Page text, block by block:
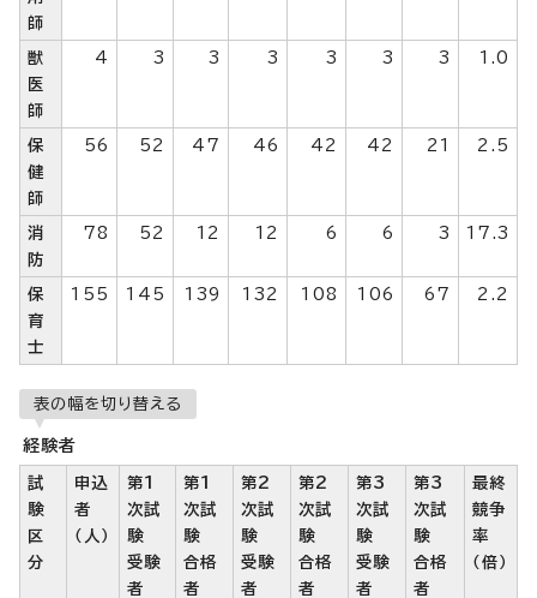
師
獣
医
師
4 3 3 3 3 3 3 1.0
保
健
師
56 52 47 46 42 42 21 2.5
消
防
78 52 12 12 6 6 3 17.3
保
育
士
155 145 139 132 108 106 67 2.2
表の幅を切り替える
経験者
試
験
区
分
申込
者
（人）
第1
次試
験
受験
者
第1
次試
験
合格
者
第2
次試
験
受験
者
第2
次試
験
合格
者
第3
次試
験
受験
者
第3
次試
験
合格
者
最終
競争
率
（倍）